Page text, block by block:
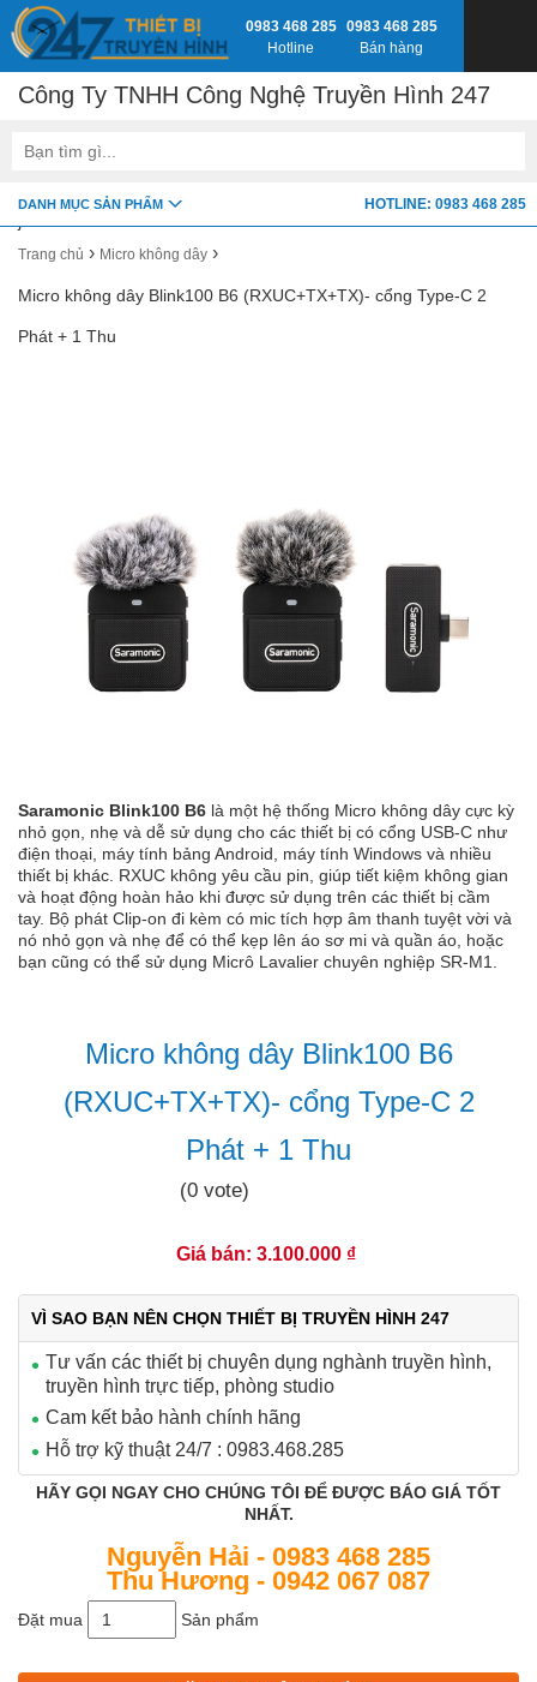
google-site-verification=fSxkTzlyAV278H0_7LAVZEjJh2zdXsbKQ-
Trang chủ › Micro không dây ›
Micro không dây Blink100 B6 (RXUC+TX+TX)- cổng Type-C 2
Phát + 1 Thu
Saramonic Blink100 B6 là một hệ thống Micro không dây cực kỳ
nhỏ gọn, nhẹ và dễ sử dụng cho các thiết bị có cổng USB-C như
điện thoại, máy tính bảng Android, máy tính Windows và nhiều
thiết bị khác. RXUC không yêu cầu pin, giúp tiết kiệm không gian
và hoạt động hoàn hảo khi được sử dụng trên các thiết bị cầm
tay. Bộ phát Clip-on đi kèm có mic tích hợp âm thanh tuyệt vời và
nó nhỏ gọn và nhẹ để có thể kẹp lên áo sơ mi và quần áo, hoặc
bạn cũng có thể sử dụng Micrô Lavalier chuyên nghiệp SR-M1.
Micro không dây Blink100 B6
(RXUC+TX+TX)- cổng Type-C 2
Phát + 1 Thu
(0 vote)
Giá bán: 3.100.000 ₫
VÌ SAO BẠN NÊN CHỌN THIẾT BỊ TRUYỀN HÌNH 247
Tư vấn các thiết bị chuyên dụng nghành truyền hình,
truyền hình trực tiếp, phòng studio
Cam kết bảo hành chính hãng
Hỗ trợ kỹ thuật 24/7 : 0983.468.285
HÃY GỌI NGAY CHO CHÚNG TÔI ĐỂ ĐƯỢC BÁO GIÁ TỐT
NHẤT.
Nguyễn Hải - 0983 468 285
Thu Hương - 0942 067 087
Đặt mua Sản phẩm
0983 468 285
Hotline
0983 468 285
Bán hàng
Công Ty TNHH Công Nghệ Truyền Hình 247
DANH MỤC SẢN PHẨM HOTLINE: 0983 468 285